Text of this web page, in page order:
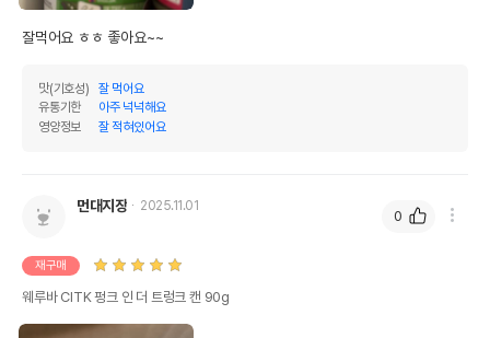
잘먹어요 ㅎㅎ 좋아요~~
맛(기호성)
잘 먹어요
유통기한
아주 넉넉해요
영양정보
잘 적혀있어요
먼대지장 2025.11.01
재구매
웨루바 CITK 펑크 인 더 트렁크 캔 90g
0